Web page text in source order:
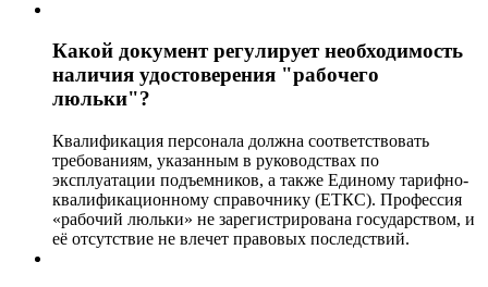
Какой документ регулирует необходимость
наличия удостоверения "рабочего
люльки"?
Квалификация персонала должна соответствовать
требованиям, указанным в руководствах по
эксплуатации подъемников, а также Единому тарифно-
квалификационному справочнику (ЕТКС). Профессия
«рабочий люльки» не зарегистрирована государством, и
её отсутствие не влечет правовых последствий.